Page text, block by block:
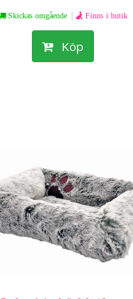
Skickas omgående | Finns i butik
Köp